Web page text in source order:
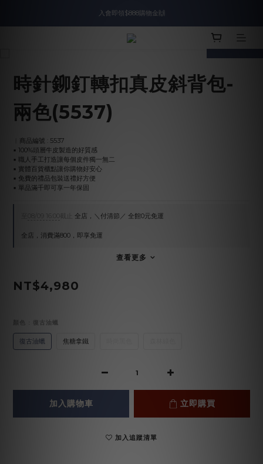
入會即領$888購物金🙌
入會即領$888購物金🙌
送爸好禮🎁$1588起
入會即領$888購物金🙌
prev next
時針鉚釘轉扣真皮斜背包-
兩色(5537)
︱商品編號 : 5537
▪︎ 100%頭層牛皮製造的好質感
▪︎ 職人手工打造讓每個皮件獨一無二
▪︎ 實體百貨櫃點讓你購物好安心
▪︎ 免費的禮品包裝送禮好方便
▪︎ 單品滿千即可享一年保固
全店，＼付清節／ 全館0元免運
全店，消費滿800，即享免運
查看更多
NT$4,980
: 復古油蠟
復古油蠟 焦糖拿鐵
加入購物車 立即購買
加入追蹤清單